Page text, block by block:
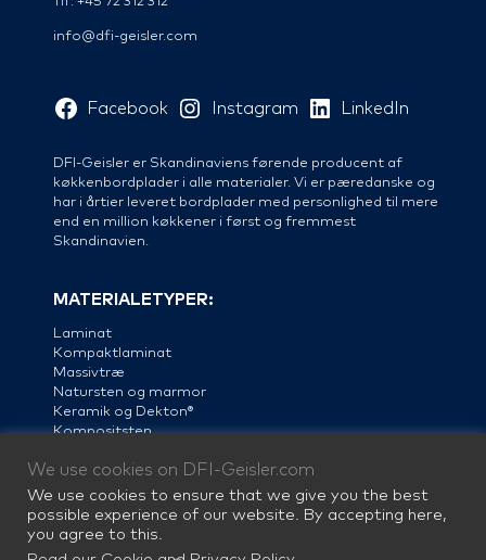
info@dfi-geisler.com
Facebook Instagram LinkedIn
DFI-Geisler er Skandinaviens førende producent af
køkkenbordplader i alle materialer. Vi er pæredanske og
har i årtier leveret bordplader med personlighed til mere
end en million køkkener i først og fremmest
Skandinavien.
MATERIALETYPER:
Laminat
Kompaktlaminat
Massivtræ
Natursten og marmor
Keramik og Dekton®
Kompositsten
Stål
We use cookies on DFI-Geisler.com
We use cookies to ensure that we give you the best
possible experience of our website. By accepting here,
you agree to this.